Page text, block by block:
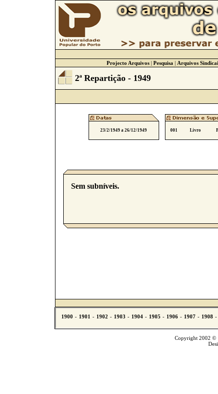
Projecto Arquivos| Pesquisa | Arquivos
2ª Repartição - 1949
23/2/1949 a 26/12/1949 001 Livro
Sem subníveis.
Copyright 2002 ©